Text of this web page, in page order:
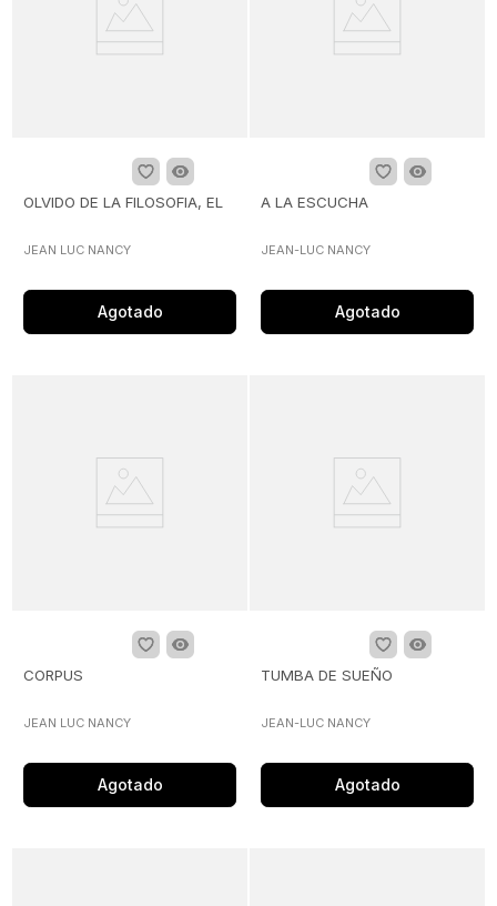
OLVIDO DE LA FILOSOFIA, EL
JEAN LUC NANCY
Agotado
A LA ESCUCHA
JEAN-LUC NANCY
Agotado
CORPUS
JEAN LUC NANCY
Agotado
TUMBA DE SUEÑO
JEAN-LUC NANCY
Agotado